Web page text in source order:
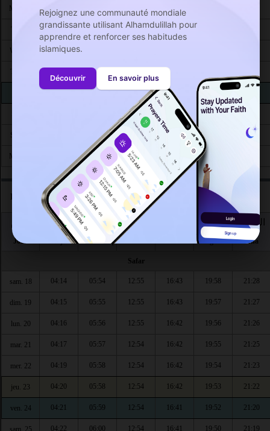
Rejoignez une communauté mondiale
grandissante utilisant Alhamdulillah pour
apprendre et renforcer ses habitudes
islamiques.
Découvrir En savoir plus
Mon 24 04:41 16:33
04:42 06:14 12:50 16:32
Wed 26 04:43
06:15 16:31
04:45 06:16 12:50 16:30 19:25
12:49 16:29 19:24 20:46
Sun 30 06:18 12:49 16:29 20:45
Mon 31 06:19 12:49 16:28 19:21
Horaires de prières à Boufarik selon le calendrier musulman
Jour
الفجر الشروق
Chourouq
الظهر المغرب
Maghrib
العشاء
Isha
Safar
sam. 18 04:14 05:54 12:55 16:43 19:58 21:28
dim. 19 04:15 05:55 12:55 16:43 19:57 21:27
lun. 20 04:16 05:56 12:55 16:42 19:56 21:26
mar. 21 04:17 05:57 12:54 16:42 19:55 21:25
mer. 22 04:19 05:58 12:54 16:42 19:54 21:23
jeu. 23 04:20 05:58 12:54 16:42 19:53 21:22
ven. 24 04:21 05:59 12:54 16:41 19:52 21:20
sam. 25 04:22 06:00 12:54 16:41 19:50 21:19